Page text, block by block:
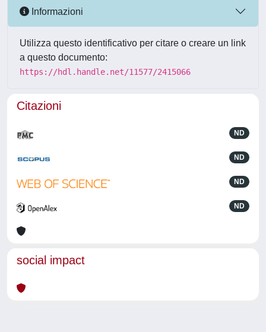
Informazioni
Utilizza questo identificativo per citare o creare un link
a questo documento:
https://hdl.handle.net/11577/2415066
Citazioni
ND
ND
ND
ND
social impact